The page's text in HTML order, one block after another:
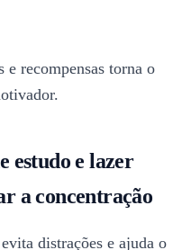
e recompensas torna o
estudo e lazer
a concentração
distrações e ajuda o